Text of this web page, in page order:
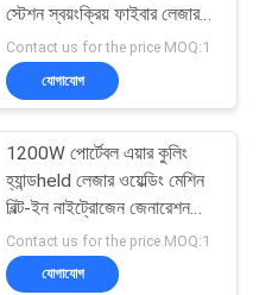
জন্য
9
স্টেশন স্বয়ংক্রিয় ফাইবার লেজার
ওয়েল্ডিং মেশিন
Contact us for the price MOQ:1
যোগাযোগ
1200W পোর্টেবল এয়ার কুলিং
হ্যান্ডheld লেজার ওয়েল্ডিং মেশিন
বিল্ট-ইন নাইট্রোজেন জেনারেশন
সিস্টেম সহ
Contact us for the price MOQ:1
যোগাযোগ